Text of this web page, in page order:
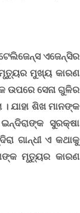
ଏଜେନ୍ସିର
ମୃତ୍ୟୁର ମୁଖ୍ୟ କାରଣ
ଉପରେ ସେନା ଗୁଳିର
ଯାହା ଶିଖ ମାନଙ୍କ
ସୁରକ୍ଷା
ଗାନ୍ଧୀ ଏ କଥାକୁ
ମୃତ୍ୟୁର କାରଣ